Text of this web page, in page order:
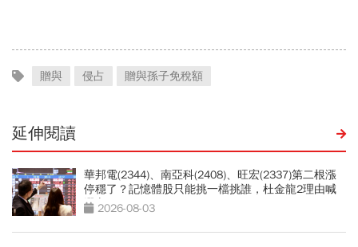
贈與 侵占 贈與孫子免稅額
延伸閱讀
華邦電(2344)、南亞科(2408)、旺宏(2337)第二根漲
停穩了？記憶體股只能挑一檔挑誰，杜金龍2理由喊
選它2026-08-03